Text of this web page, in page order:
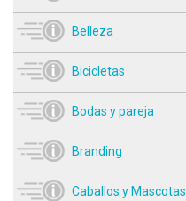
Belleza
Bicicletas
Bodas y pareja
Branding
Caballos y Mascotas